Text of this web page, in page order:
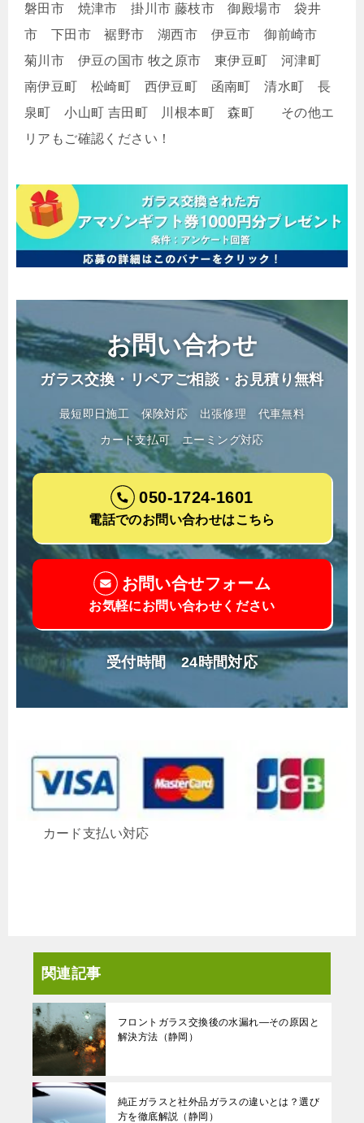
磐田市 焼津市 掛川市 藤枝市 御殿場市 袋井
市 下田市 裾野市 湖西市 伊豆市 御前崎市
菊川市 伊豆の国市 牧之原市 東伊豆町 河津町
南伊豆町 松崎町 西伊豆町 函南町 清水町 長
泉町 小山町 吉田町 川根本町 森町 その他エ
リアもご確認ください！
お問い合わせ
ガラス交換・リペアご相談・お見積り無料
最短即日施工 保険対応 出張修理
代車無料
カード支払可
エーミング対応
050-1724-1601
電話でのお問い合わせはこちら
お問い合せフォーム
お気軽にお問い合わせください
受付時間 24時間対応
カード支払い対応
関連記事
フロントガラス交換後の水漏れ—その原因と
解決方法（静岡）
純正ガラスと社外品ガラスの違いとは？選び
方を徹底解説（静岡）